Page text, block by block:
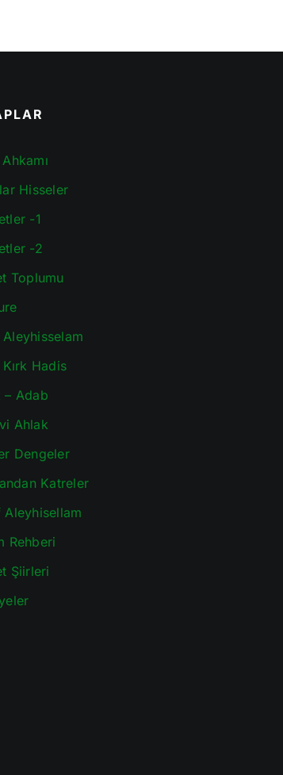
Hisseler
-1
-2
Toplumu
Aleyhisselam
Kırk Hadis
– Adab
Ahlak
Dengeler
Katreler
Aleyhisellam
Rehberi
Şiirleri